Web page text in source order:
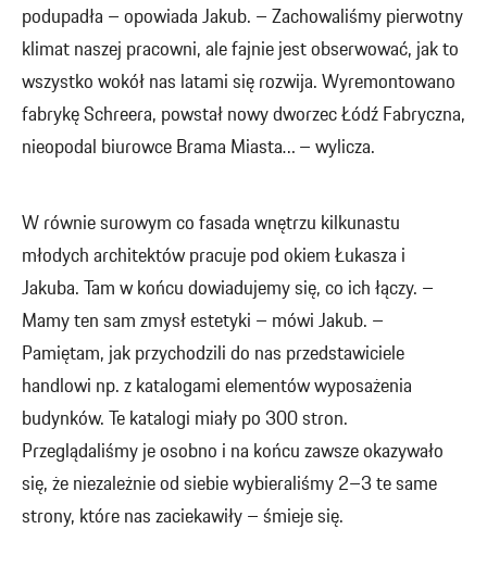
podupadła – opowiada Jakub. – Zachowaliśmy pierwotny
klimat naszej pracowni, ale fajnie jest obserwować, jak to
wszystko wokół nas latami się rozwija. Wyremontowano
fabrykę Schreera, powstał nowy dworzec Łódź Fabryczna,
nieopodal biurowce Brama Miasta… – wylicza.
W równie surowym co fasada wnętrzu kilkunastu
młodych architektów pracuje pod okiem Łukasza i
Jakuba. Tam w końcu dowiadujemy się, co ich łączy. –
Mamy ten sam zmysł estetyki – mówi Jakub. –
Pamiętam, jak przychodzili do nas przedstawiciele
handlowi np. z katalogami elementów wyposażenia
budynków. Te katalogi miały po 300 stron.
Przeglądaliśmy je osobno i na końcu zawsze okazywało
się, że niezależnie od siebie wybieraliśmy 2–3 te same
strony, które nas zaciekawiły – śmieje się.